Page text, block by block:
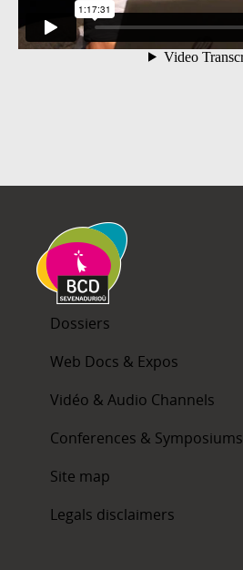
Dossiers
Web Docs & Expos
Vidéo & Audio Channels
Conferences & Symposiums
Site map
Legals disclaimers